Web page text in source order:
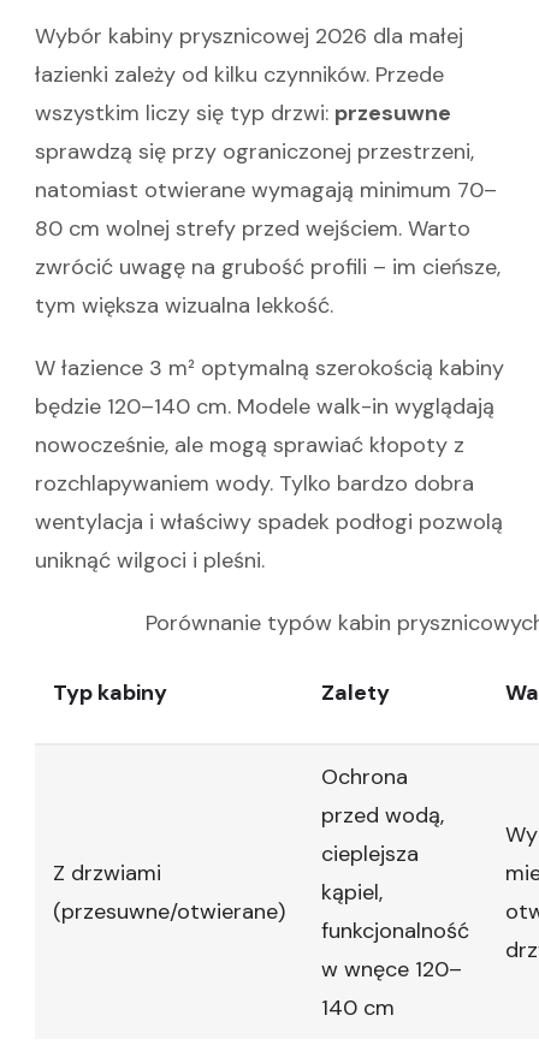
Wybór kabiny prysznicowej 2026 dla małej
łazienki zależy od kilku czynników. Przede
wszystkim liczy się typ drzwi: przesuwne
sprawdzą się przy ograniczonej przestrzeni,
natomiast otwierane wymagają minimum 70–
80 cm wolnej strefy przed wejściem. Warto
zwrócić uwagę na grubość profili – im cieńsze,
tym większa wizualna lekkość.
W łazience 3 m² optymalną szerokością kabiny
będzie 120–140 cm. Modele walk-in wyglądają
nowocześnie, ale mogą sprawiać kłopoty z
rozchlapywaniem wody. Tylko bardzo dobra
wentylacja i właściwy spadek podłogi pozwolą
uniknąć wilgoci i pleśni.
Porównanie typów kabin
Typ kabiny Zalety
Z drzwiami
(przesuwne/otwierane)
Ochrona
przed wodą,
cieplejsza
kąpiel,
funkcjonalność
w wnęce 120–
140 cm